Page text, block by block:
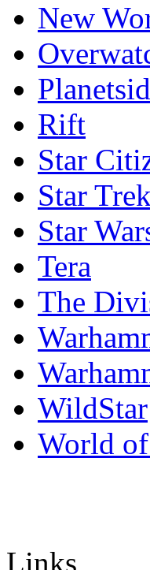
New
Rift
Star
Star
Star
Tera
The
WildStar
World
Links